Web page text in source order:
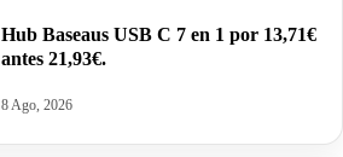
Hub Baseaus USB C 7 en 1 por 13,71€
antes 21,93€.
8 Ago, 2026